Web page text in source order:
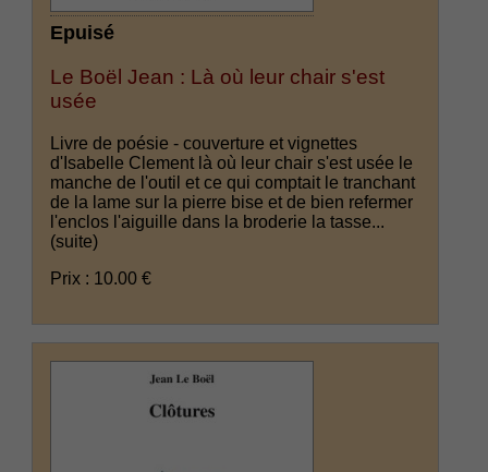
Epuisé
Le Boël Jean : Là où leur chair s'est
usée
Livre de poésie - couverture et vignettes
d'Isabelle Clement là où leur chair s'est usée le
manche de l'outil et ce qui comptait le tranchant
de la lame sur la pierre bise et de bien refermer
l'enclos l'aiguille dans la broderie la tasse...
(suite)
Prix : 10.00 €